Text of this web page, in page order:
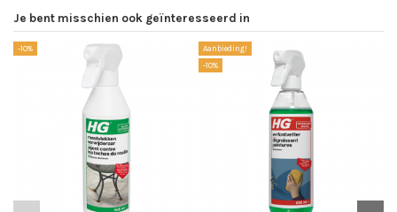
Je bent misschien ook geïnteresseerd in
-10%
Aanbieding!
-10%